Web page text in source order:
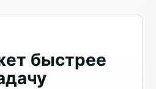
быстрее